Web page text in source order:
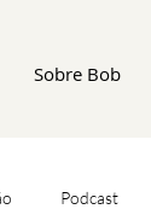
Sobre Bob
Podcast